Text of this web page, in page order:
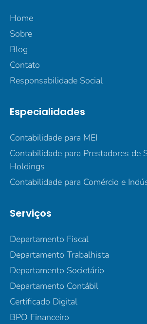
Home
Sobre
Blog
Contato
Responsabilidade Social
Especialidades
Contabilidade para MEI
Contabilidade para Prestadores de
Holdings
Contabilidade para Comércio e
Serviços
Departamento Fiscal
Departamento Trabalhista
Departamento Societário
Departamento Contábil
Certificado Digital
BPO Financeiro